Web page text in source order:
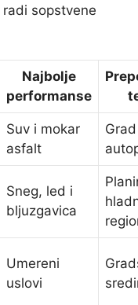
radi sopstvene
Najbolje
performanse
Suv i mokar
asfalt
Sneg, led i
bljuzgavica
Umereni
uslovi